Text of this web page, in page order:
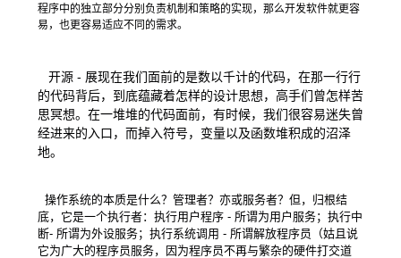
程序中的独立部分分别负责机制和策略的实现，那么开发软件就更容
易，也更容易适应不同的需求。
开源 - 展现在我们面前的是数以千计的代码，在那一行行
的代码背后，到底蕴藏着怎样的设计思想，高手们曾怎样苦
思冥想。在一堆堆的代码面前，有时候，我们很容易迷失曾
经进来的入口，而掉入符号，变量以及函数堆积成的沼泽
地。
操作系统的本质是什么？管理者？亦或服务者？但，归根结
底，它是一个执行者：执行用户程序 - 所谓为用户服务；执行中
断- 所谓为外设服务；执行系统调用 - 所谓解放程序员（姑且说
它为广大的程序员服务，因为程序员不再与繁杂的硬件打交道